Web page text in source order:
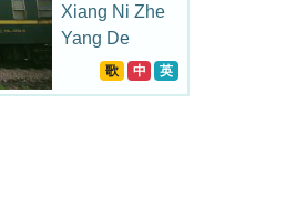
Xiang Ni Zhe
Yang De
Peng You
歌 中 英